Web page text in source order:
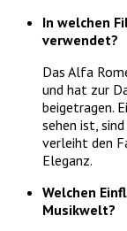
In welchen
verwendet?
Das Alfa
und hat zur
beigetragen.
sehen ist, sind
verleiht den
Eleganz.
Welchen
Musikwelt?